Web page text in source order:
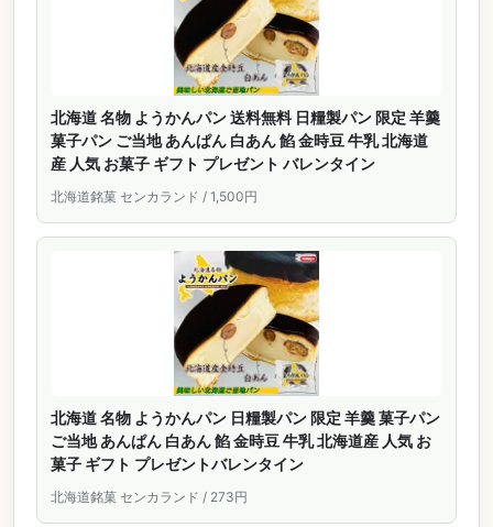
北海道 名物 ようかんパン 送料無料 日糧製パン 限定 羊羹
菓子パン ご当地 あんぱん 白あん 餡 金時豆 牛乳 北海道
産 人気 お菓子 ギフト プレゼント バレンタイン
北海道銘菓 センカランド / 1,500円
北海道 名物 ようかんパン 日糧製パン 限定 羊羹 菓子パン
ご当地 あんぱん 白あん 餡 金時豆 牛乳 北海道産 人気 お
菓子 ギフト プレゼントバレンタイン
北海道銘菓 センカランド / 273円